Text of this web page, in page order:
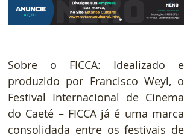
Sobre o FICCA: Idealizado e
produzido por Francisco Weyl, o
Festival Internacional de Cinema
do Caeté – FICCA já é uma marca
consolidada entre os festivais de